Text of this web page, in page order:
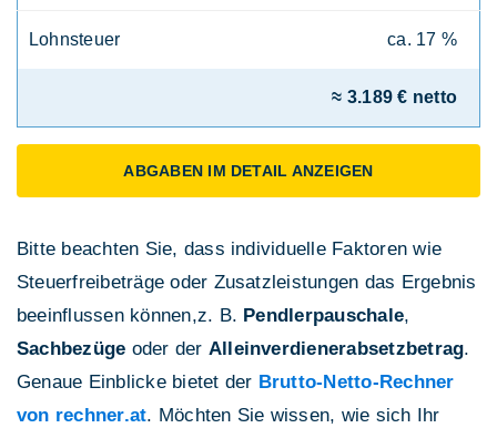
Lohnsteuer ca. 17 %
≈ 3.189 € netto
ABGABEN IM DETAIL ANZEIGEN
Bitte beachten Sie, dass individuelle Faktoren wie
Steuerfreibeträge oder Zusatzleistungen das Ergebnis
beeinflussen können,z. B. Pendlerpauschale,
Sachbezüge oder der Alleinverdienerabsetzbetrag.
Genaue Einblicke bietet der Brutto-Netto-Rechner
von rechner.at. Möchten Sie wissen, wie sich Ihr